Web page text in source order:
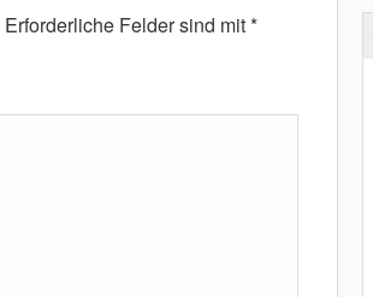
Erforderliche Felder sind mit*